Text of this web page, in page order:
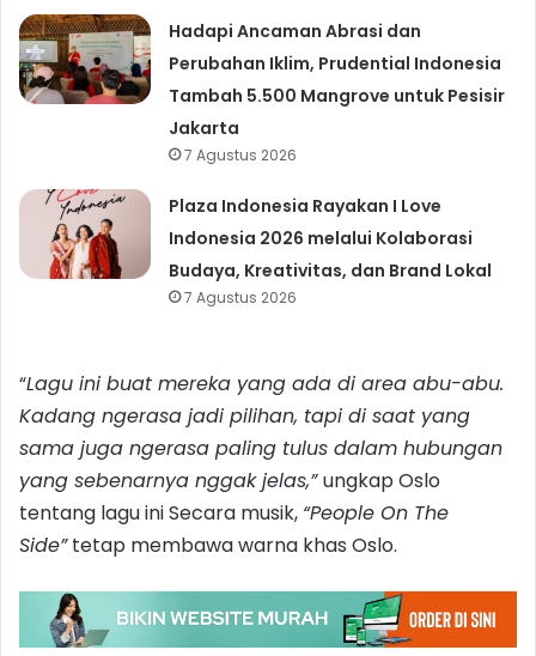
Hadapi Ancaman Abrasi dan
Perubahan Iklim, Prudential Indonesia
Tambah 5.500 Mangrove untuk Pesisir
Jakarta
7 Agustus 2026
Plaza Indonesia Rayakan I Love
Indonesia 2026 melalui Kolaborasi
Budaya, Kreativitas, dan Brand Lokal
7 Agustus 2026
“Lagu ini buat mereka yang ada di area abu-abu.
Kadang ngerasa jadi pilihan, tapi di saat yang
sama juga ngerasa paling tulus dalam hubungan
yang sebenarnya nggak jelas,”ungkap Oslo
tentang lagu ini Secara musik, “People On The
Side”tetap membawa warna khas Oslo.